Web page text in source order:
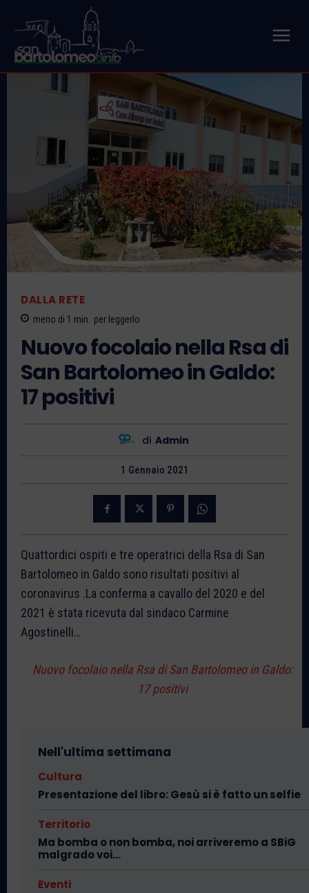
DALLA RETE
meno di 1 min. per leggerlo
Nuovo focolaio nella Rsa di
San Bartolomeo in Galdo:
17 positivi
di Admin
1 Gennaio 2021
Quattordici ospiti e tre operatrici della Rsa di San
Bartolomeo in Galdo sono risultati positivi al
coronavirus .La conferma a cavallo del 2020 e del
2021 è stata ricevuta dal sindaco Carmine
Agostinelli…
Nuovo focolaio nella Rsa di San Bartolomeo in Galdo:
17 positivi
Nell'ultima settimana
Cultura
Presentazione del libro: Gesù si è fatto un selfie
Territorio
Ma bomba o non bomba, noi arriveremo a SBiG
malgrado voi…
Eventi